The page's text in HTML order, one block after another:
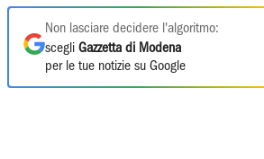
Non lasciare decidere l'algoritmo:
scegli Gazzetta di Modena
per le tue notizie su Google